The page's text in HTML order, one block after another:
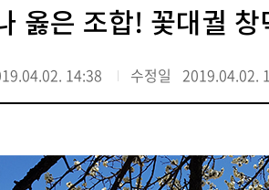
옳은 조합! 꽃대궐
14:38 수정일 2019.04.02.